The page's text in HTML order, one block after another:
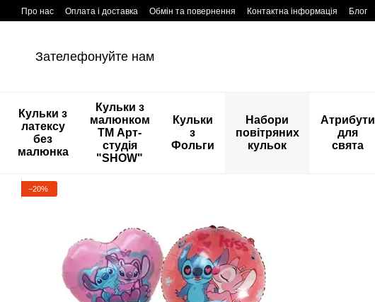
Перейти к основному контенту
Про нас Оплата і доставка Обмін та повернення Контактна інформація Блог
Зателефонуйте нам
Кульки з
латексу
без
малюнка
Кульки з
малюнком
ТМ Арт-
студія
"SHOW"
Кульки
з
Фольги
Набори
повітряних
кульок
Атрибути
для
свята
−20%